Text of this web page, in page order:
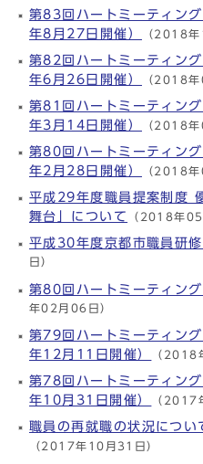
第83回ハートミーティン
年8月27日開催）
（2018
第82回ハートミーティン
年6月26日開催）
（2018
第81回ハートミーティン
年3月14日開催）
（2018
第80回ハートミーティン
年2月28日開催）
（2018
平成29年度職員提案制度
舞台」について
（2018年05
平成30年度京都市職員研
日）
第80回ハートミーティン
年02月06日）
第79回ハートミーティン
年12月11日開催）
（2018
第78回ハートミーティン
年10月31日開催）
（2017
職員の再就職の状況につ
（2017年10月31日）